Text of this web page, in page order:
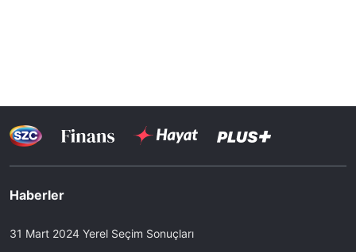
Haberler
31 Mart 2024 Yerel Seçim Sonuçları